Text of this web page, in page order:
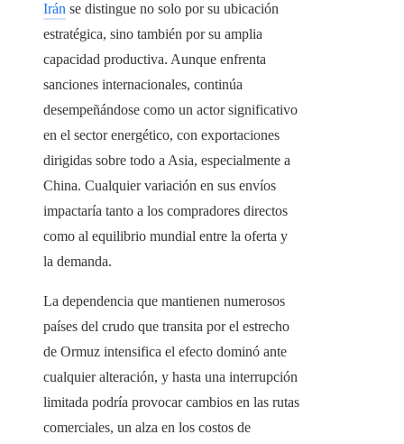
Irán se distingue no solo por su ubicación
estratégica, sino también por su amplia
capacidad productiva. Aunque enfrenta
sanciones internacionales, continúa
desempeñándose como un actor significativo
en el sector energético, con exportaciones
dirigidas sobre todo a Asia, especialmente a
China. Cualquier variación en sus envíos
impactaría tanto a los compradores directos
como al equilibrio mundial entre la oferta y
la demanda.
La dependencia que mantienen numerosos
países del crudo que transita por el estrecho
de Ormuz intensifica el efecto dominó ante
cualquier alteración, y hasta una interrupción
limitada podría provocar cambios en las rutas
comerciales, un alza en los costos de